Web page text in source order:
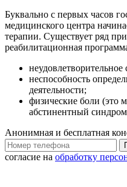
Буквально с первых часов
медицинского центра
терапии. Существует ряд
реабилитационная
неспособность
деятельности;
физические боли (это
абстинентный
Анонимная и бесплатная
согласие на обработку